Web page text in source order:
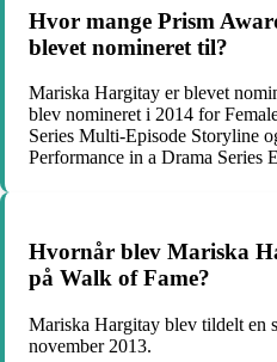
Hvor mange Prism
blevet nomineret til?
Mariska Hargitay er blevet
blev nomineret i 2014 for
Series Multi-Episode Storyline
Performance in a Drama Series
Hvornår blev Mariska
på Walk of Fame?
Mariska Hargitay blev tildelt en
november 2013.